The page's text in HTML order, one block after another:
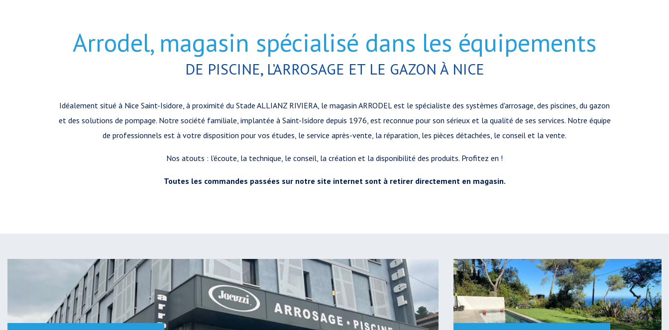
Arrodel, magasin spécialisé dans les équipements
DE PISCINE, L’ARROSAGE ET LE GAZON À NICE
Idéalement situé à Nice Saint-Isidore, à proximité du Stade ALLIANZ RIVIERA, le magasin ARRODEL est le spécialiste des systèmes d'arrosage, des piscines, du gazon
et des solutions de pompage. Notre société familiale, implantée à Saint-Isidore depuis 1976, est reconnue pour son sérieux et la qualité de ses services. Notre équipe
de professionnels est à votre disposition pour vos études, le service après-vente, la réparation, les pièces détachées, le conseil et la vente.
Nos atouts : l'écoute, la technique, le conseil, la création et la disponibilité des produits. Profitez en !
Toutes les commandes passées sur notre site internet sont à retirer directement en magasin.